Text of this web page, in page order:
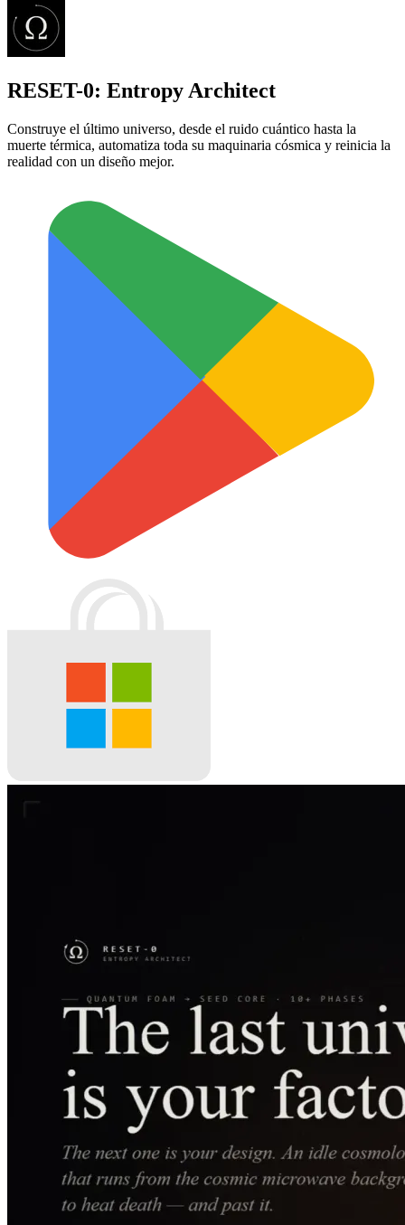
RESET-0: Entropy Architect
Construye el último universo, desde el ruido cuántico hasta la
muerte térmica, automatiza toda su maquinaria cósmica y reinicia la
realidad con un diseño mejor.